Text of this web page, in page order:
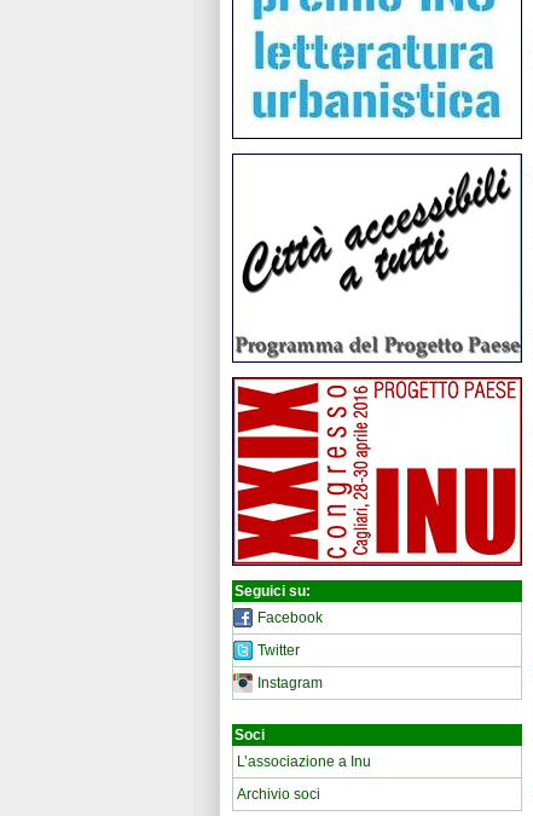
Seguici su:
Facebook
Twitter
Instagram
Soci
L’associazione a Inu
Archivio soci